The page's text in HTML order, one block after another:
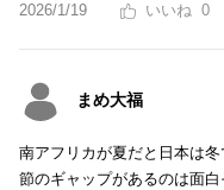
2026/1/19 0
まめ大福
南アフリカが夏だと日本は
節のギャップがあるのは面白